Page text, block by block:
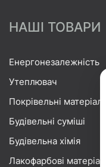
НАШІ ТОВАРИ
Енергонезалежність
Утеплювач
Покрівельні матеріали
Будівельні суміші
Будівельна хімія
Лакофарбові матеріали